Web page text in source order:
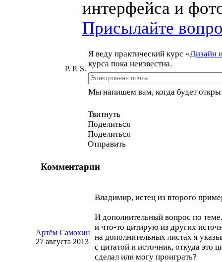
интерфейса и
Присылайте
P. P. S.
Я веду практический курс «Дизайн
курса пока неизвестна.
Мы напишем вам, когда будет
Твитнуть
Поделиться
Поделиться
Отправить
Комментарии
Артём Самохин
27 августа 2013
Владимир, истец из второго
И дополнительный вопрос по
и что-то цитирую из других
на дополнительных листах я
с цитатой и источник, откуда это
сделал или могу проиграть?